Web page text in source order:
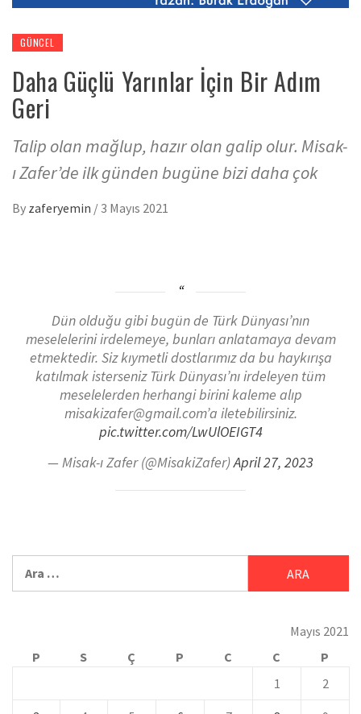
GÜNCEL
Daha Güçlü Yarınlar İçin Bir Adım
Geri
Talip olan mağlup, hazır olan galip olur. Misak-
ı Zafer’de ilk günden bugüne bizi daha çok
By zaferyemin / 3 Mayıs 2021
Dün olduğu gibi bugün de Türk Dünyası’nın
meselelerini irdelemeye, bunları anlatamaya devam
etmektedir. Siz kıymetli dostlarımız da bu haykırışa
katılmak isterseniz Türk Dünyası’nı irdeleyen tüm
meselelerden herhangi birini kaleme alıp
misakizafer@gmail.com’a iletebilirsiniz.
pic.twitter.com/LwUlOEIGT4
— Misak-ı Zafer (@MisakiZafer)April 27, 2023
Mayıs 2021
P
S Ç P C C
P
1
2